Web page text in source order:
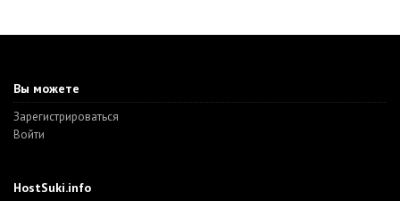
Вы можете
Зарегистрироваться
Войти
HostSuki.info